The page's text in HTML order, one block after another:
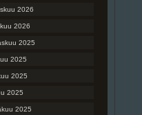
2026
2026
2025
2025
2025
2025
2025